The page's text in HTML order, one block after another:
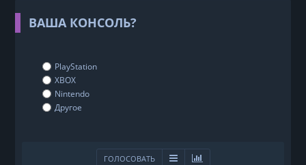
ВАША КОНСОЛЬ?
PlayStation
XBOX
Nintendo
Другое
ГОЛОСОВАТЬ